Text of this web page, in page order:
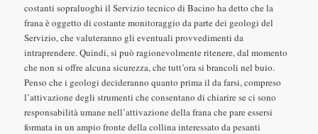
costanti sopraluoghi il Servizio tecnico di Bacino ha detto che la
frana è oggetto di costante monitoraggio da parte dei geologi del
Servizio, che valuteranno gli eventuali provvedimenti da
intraprendere. Quindi, si può ragionevolmente ritenere, dal momento
che non si offre alcuna sicurezza, che tutt’ora si brancoli nel buio.
Penso che i geologi decideranno quanto prima il da farsi, compreso
l’attivazione degli strumenti che consentano di chiarire se ci sono
responsabilità umane nell’attivazione della frana che pare essersi
formata in un ampio fronte della collina interessato da pesanti